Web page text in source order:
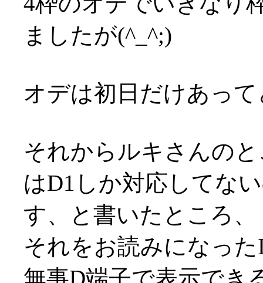
ましたが(^_^;)
オデは初日だけあっ
それからルキさんの
はD1しか対応してな
す、と書いたところ、
それをお読みになっ
無事D端子で表示でき